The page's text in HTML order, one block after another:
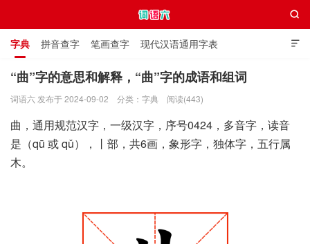

字典 拼音查字 笔画查字 现代汉语通用字表
通用规范汉字表 叠字大全 独体字大全 极简英语词典

“曲”字的意思和解释，“曲”字的成语和组词
词语六 发布于 2024-09-02 分类： 字典 阅读(443)
曲，通用规范汉字，一级汉字，序号0424，多音字，读音
是（qū 或 qǔ），丨部，共6画，象形字，独体字，五行属
木。